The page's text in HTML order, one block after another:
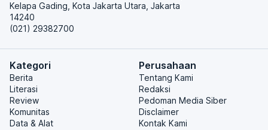
Kelapa Gading, Kota Jakarta Utara, Jakarta
14240
(021) 29382700
Kategori
Berita
Literasi
Review
Komunitas
Data & Alat
Perusahaan
Tentang Kami
Redaksi
Pedoman Media Siber
Disclaimer
Kontak Kami